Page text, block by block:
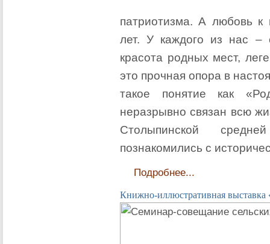
патриотизма. А любовь
лет. У каждого из нас –
красота родных мест,
это прочная опора в
такое понятие как
неразрывно связан всю
Столыпинской
познакомились с
Подробнее...
Книжно-иллюстративная выставка